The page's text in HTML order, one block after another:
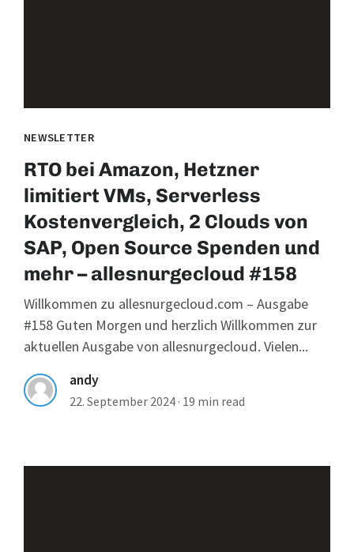
NEWSLETTER
RTO bei Amazon, Hetzner
limitiert VMs, Serverless
Kostenvergleich, 2 Clouds von
SAP, Open Source Spenden und
mehr – allesnurgecloud #158
Willkommen zu allesnurgecloud.com – Ausgabe
#158 Guten Morgen und herzlich Willkommen zur
aktuellen Ausgabe von allesnurgecloud. Vielen...
andy
22. September 2024 · 19 min read